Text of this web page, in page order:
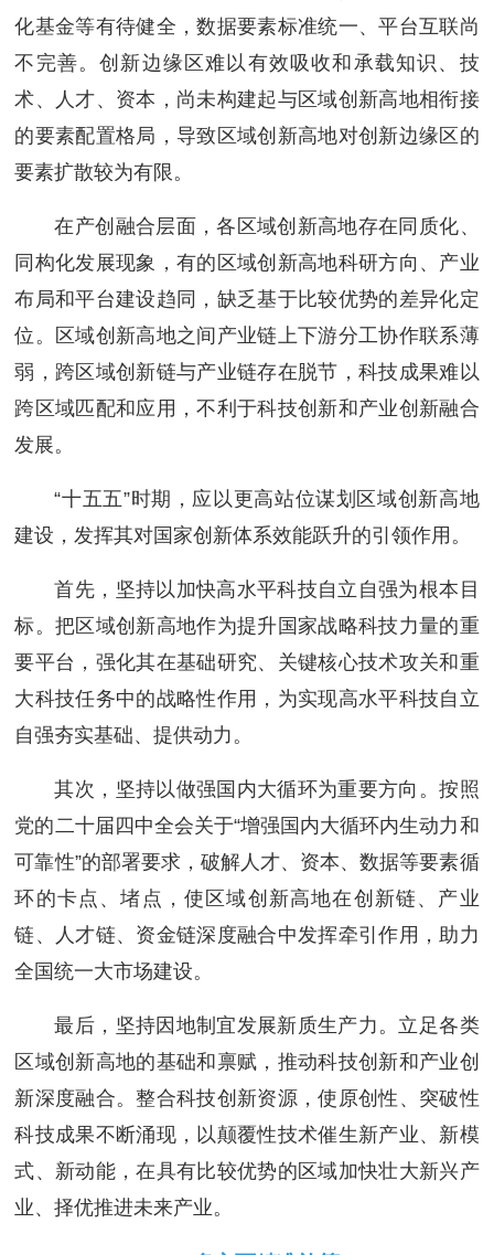
化基金等有待健全，数据要素标准统一、平台互联尚
不完善。创新边缘区难以有效吸收和承载知识、技
术、人才、资本，尚未构建起与区域创新高地相衔接
的要素配置格局，导致区域创新高地对创新边缘区的
要素扩散较为有限。
在产创融合层面，各区域创新高地存在同质化、
同构化发展现象，有的区域创新高地科研方向、产业
布局和平台建设趋同，缺乏基于比较优势的差异化定
位。区域创新高地之间产业链上下游分工协作联系薄
弱，跨区域创新链与产业链存在脱节，科技成果难以
跨区域匹配和应用，不利于科技创新和产业创新融合
发展。
“十五五”时期，应以更高站位谋划区域创新高地
建设，发挥其对国家创新体系效能跃升的引领作用。
首先，坚持以加快高水平科技自立自强为根本目
标。把区域创新高地作为提升国家战略科技力量的重
要平台，强化其在基础研究、关键核心技术攻关和重
大科技任务中的战略性作用，为实现高水平科技自立
自强夯实基础、提供动力。
其次，坚持以做强国内大循环为重要方向。按照
党的二十届四中全会关于“增强国内大循环内生动力和
可靠性”的部署要求，破解人才、资本、数据等要素循
环的卡点、堵点，使区域创新高地在创新链、产业
链、人才链、资金链深度融合中发挥牵引作用，助力
全国统一大市场建设。
最后，坚持因地制宜发展新质生产力。立足各类
区域创新高地的基础和禀赋，推动科技创新和产业创
新深度融合。整合科技创新资源，使原创性、突破性
科技成果不断涌现，以颠覆性技术催生新产业、新模
式、新动能，在具有比较优势的区域加快壮大新兴产
业、择优推进未来产业。